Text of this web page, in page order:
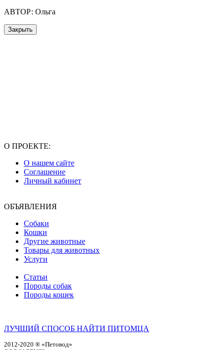
АВТОР: Ольга
Закрыть
О ПРОЕКТЕ:
О нашем сайте
Соглашение
Личный кабинет
ОБЪЯВЛЕНИЯ
Собаки
Кошки
Другие животные
Товары для животных
Услуги
Статьи
Породы собак
Породы кошек
ЛУЧШИЙ СПОСОБ НАЙТИ ПИТОМЦА
2012-2020 ® «Петовод»